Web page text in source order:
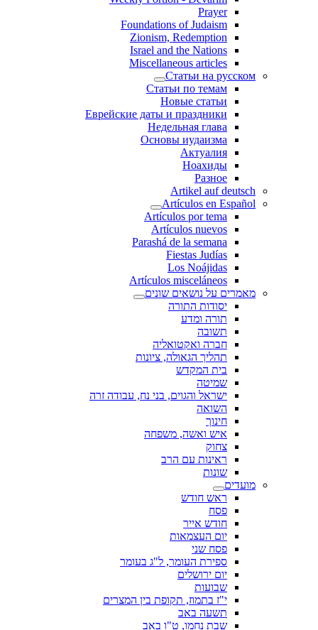
Prayer
Foundations of Judaism
Zionism, Redemption
Israel and the Nations
Miscellaneous articles
Статьи на русском
Статьи по темам
Новые статьи
Еврейские даты и праздники
Недельная глава
Основы иудаизма
Актуалия
Ноахиды
Разное
Artikel auf deutsch
Artículos en Español
Artículos por tema
Artículos nuevos
Parashá de la semana
Fiestas Judías
Los Noájidas
Artículos misceláneos
מאמרים על נושאים שונים
יסודות התורה
תורה ומדע
תשובה
חברה ואקטואליה
תהליך הגאולה, ציונות
בית המקדש
שמיטה
ישראל והגוים, בני נח, עבודה זרה
השואה
חינוך
איש ואשה, משפחה
צחוק
ראינות עם הרב
שונות
מועדים
ראש חודש
פסח
חודש אייר
יום העצמאות
פסח שני
ספירת העומר, ל"ג בעומר
יום ירושלים
שבועות
י"ז בתמוז, תקופת בין המצרים
תשעה באב
שבת נחמו, ט"ו באב